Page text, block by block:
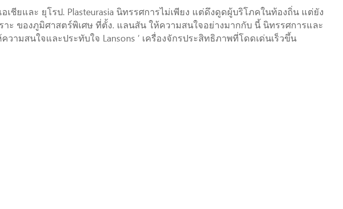
ชียและ ยุโรป. Plasteurasia นิทรรศการไม่เพียง แต่ดึงดูดผู้บริโภคในท้องถิ่น แต่ยัง
ะ ของภูมิศาสตร์พิเศษ ที่ตั้ง. แลนสัน ให้ความสนใจอย่างมากกับ นี้ นิทรรศการและ
ามสนใจและประทับใจ Lansons ’ เครื่องจักรประสิทธิภาพที่โดดเด่นเร็วขึ้น